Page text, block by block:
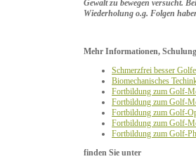
Gewalt zu bewegen versucht.
Wiederholung o.g. Folgen
Mehr Informationen,
Schmerzfrei besser
Biomechanisches
Fortbildung zum Golf-
Fortbildung zum Golf-
Fortbildung zum Golf-
Fortbildung zum Golf-
Fortbildung zum Golf-
finden Sie unter